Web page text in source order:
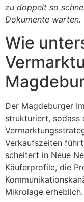
zu doppelt so
Dokumente warten.
Wie
Der Magdeburger
strukturiert, sodass
Verkaufszeiten
scheitert in Neue
Käuferprofile, die
Mikrolage erheblich.